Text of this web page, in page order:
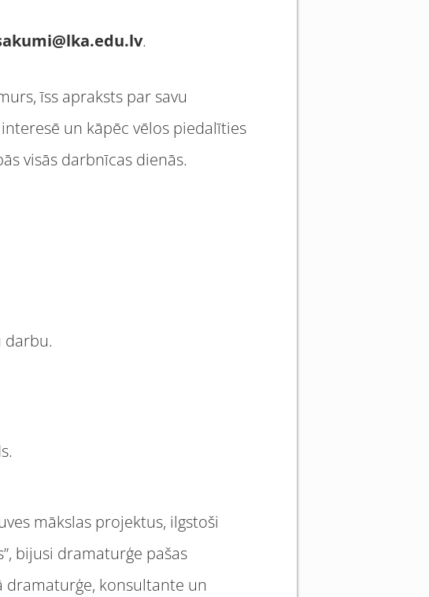
.
īss apraksts par savu
un kāpēc vēlos piedalīties
visās darbnīcas dienās.
darbu.
mākslas projektus, ilgstoši
bijusi dramaturģe pašas
konsultante un